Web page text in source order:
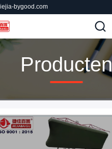
bygood.com
Producten